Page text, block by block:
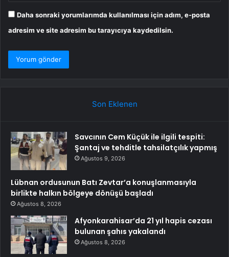
Daha sonraki yorumlarımda kullanılması için adım, e-posta
adresim ve site adresim bu tarayıcıya kaydedilsin.
Son Eklenen
Savcının Cem Küçük ile ilgili tespiti:
Şantaj ve tehditle tahsilatçılık yapmış
Ağustos 9, 2026
Lübnan ordusunun Batı Zevtar’a konuşlanmasıyla
birlikte halkın bölgeye dönüşü başladı
Ağustos 8, 2026
Afyonkarahisar’da 21 yıl hapis cezası
bulunan şahıs yakalandı
Ağustos 8, 2026